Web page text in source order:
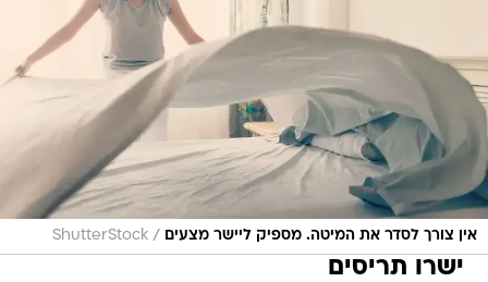
אין צורך לסדר את המיטה. מספיק ליישר מצעים /
ShutterStock
ישרו תריסים